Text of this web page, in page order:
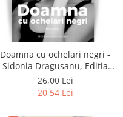
Doamna cu ochelari negri -
Sidonia Dragusanu, Editia
2020
26,00 Lei
20,54 Lei